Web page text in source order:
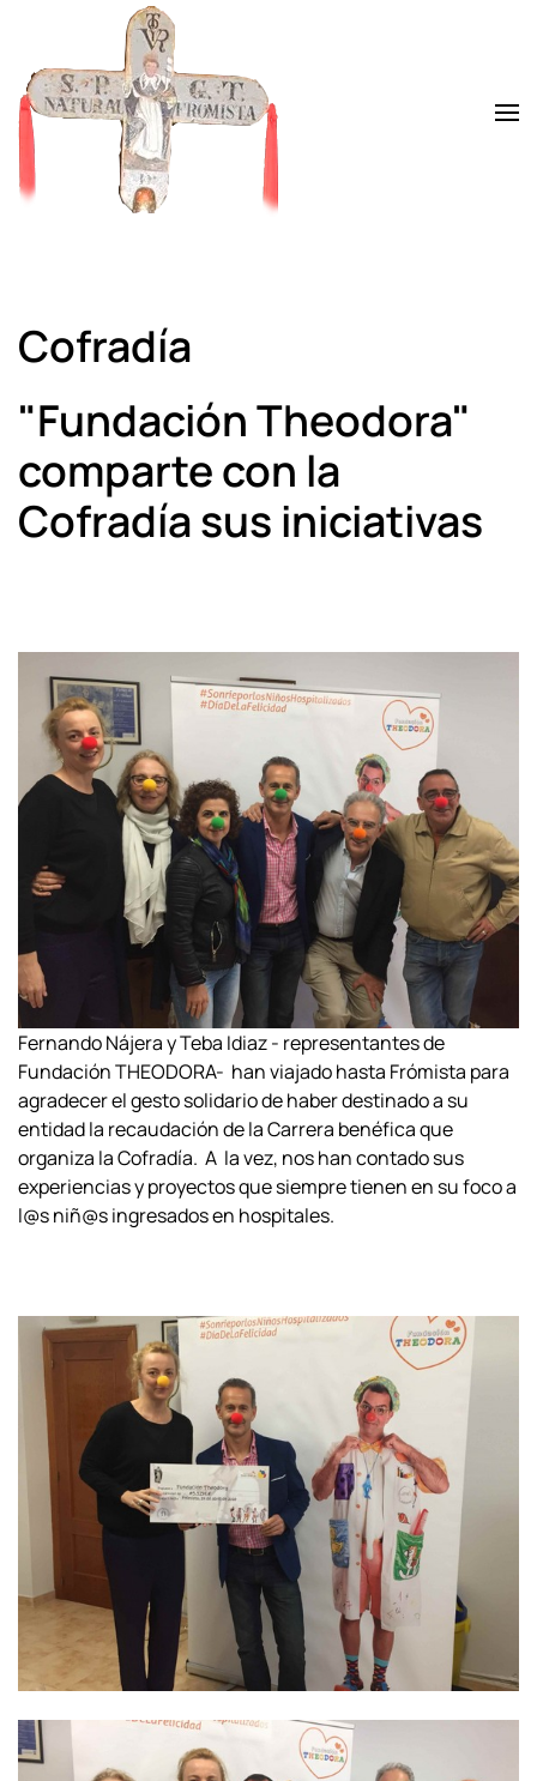
Skip to main content
Cofradía
"Fundación Theodora"
comparte con la
Cofradía sus iniciativas
Fernando Nájera y Teba Idiaz - representantes de
Fundación THEODORA- han viajado hasta Frómista para
agradecer el gesto solidario de haber destinado a su
entidad la recaudación de la Carrera benéfica que
organiza la Cofradía. A la vez, nos han contado sus
experiencias y proyectos que siempre tienen en su foco a
l@s niñ@s ingresados en hospitales.